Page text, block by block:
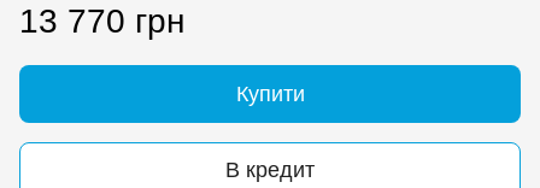
13 770 грн
Купити
В кредит